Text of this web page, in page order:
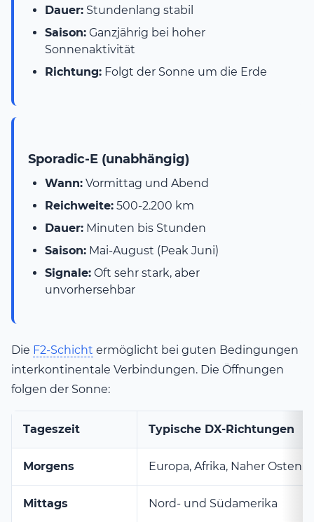
Dauer: Stundenlang stabil
Saison: Ganzjährig bei hoher
Sonnenaktivität
Richtung: Folgt der Sonne um die Erde
Sporadic-E (unabhängig)
Wann: Vormittag und Abend
Reichweite: 500-2.200 km
Dauer: Minuten bis Stunden
Saison: Mai-August (Peak Juni)
Signale: Oft sehr stark, aber
unvorhersehbar
Die F2-Schicht ermöglicht bei guten Bedingungen
interkontinentale Verbindungen. Die Öffnungen
folgen der Sonne:
Tageszeit Typische DX-Richtungen
Morgens Europa, Afrika, Naher Osten
Mittags Nord- und Südamerika